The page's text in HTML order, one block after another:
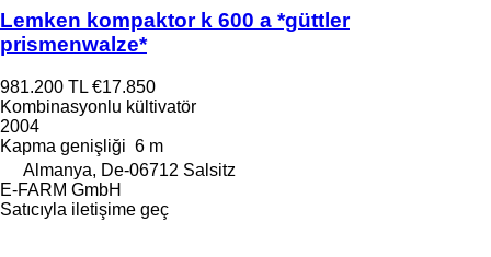
Lemken kompaktor k 600 a *güttler
prismenwalze*
981.200 TL €17.850
Kombinasyonlu kültivatör
2004
Kapma genişliği 6 m
Almanya, De-06712 Salsitz
E-FARM GmbH
Satıcıyla iletişime geç